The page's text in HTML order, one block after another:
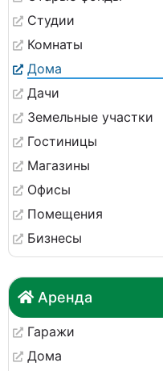
Студии
Комнаты
Дома
Дачи
Земельные участки
Гостиницы
Магазины
Офисы
Помещения
Бизнесы
Аренда
Гаражи
Дома